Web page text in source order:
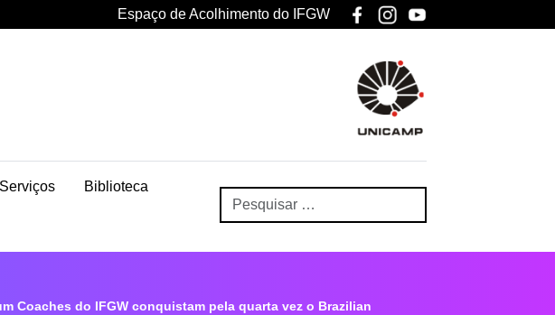
Espaço de Acolhimento do IFGW
Serviços Biblioteca
Coaches do IFGW conquistam pela quarta vez o Brazilian